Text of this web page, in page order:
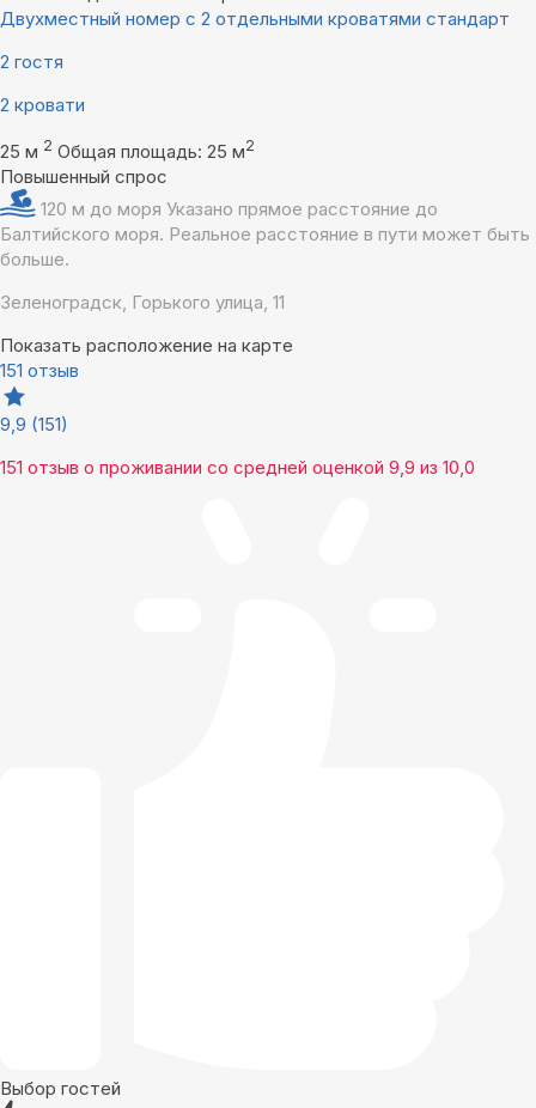
Двухместный номер с 2 отдельными кроватями стандарт
2 гостя
2 кровати
25 м 2 Общая площадь: 25 м2
Повышенный спрос
120 м до моря Указано прямое расстояние до
Балтийского моря. Реальное расстояние в пути может быть
больше.
Зеленоградск, Горького улица, 11
Показать расположение на карте
151 отзыв
9,9 (151)
151 отзыв о проживании со средней оценкой 9,9 из 10,0
Выбор гостей